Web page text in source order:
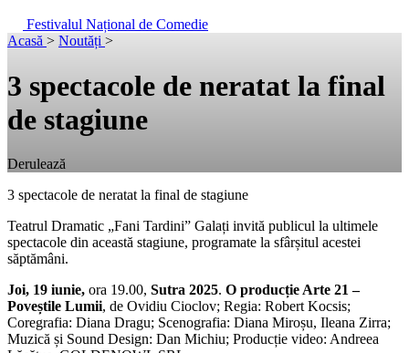
Festivalul Național de Comedie
Acasă > Noutăți >
3 spectacole de neratat la final
de stagiune
Derulează
3 spectacole de neratat la final de stagiune
Teatrul Dramatic „Fani Tardini” Galați invită publicul la ultimele
spectacole din această stagiune, programate la sfârșitul acestei
săptămâni.
Joi, 19 iunie, ora 19.00, Sutra 2025. O producție Arte 21 –
Poveștile Lumii, de Ovidiu Cioclov; Regia: Robert Kocsis;
Coregrafia: Diana Dragu; Scenografia: Diana Miroșu, Ileana Zirra;
Muzică și Sound Design: Dan Michiu; Producție video: Andreea